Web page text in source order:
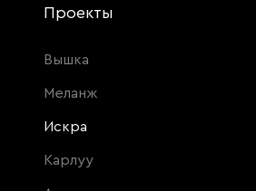
Проекты
Вышка
Меланж
Искра
Карлуу